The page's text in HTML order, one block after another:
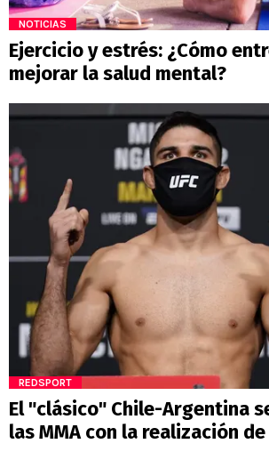
NOTICIAS
Ejercicio y estrés: ¿Cómo
mejorar la salud mental?
REDSPORT
El "clásico" Chile-Argentina
las MMA con la realización de